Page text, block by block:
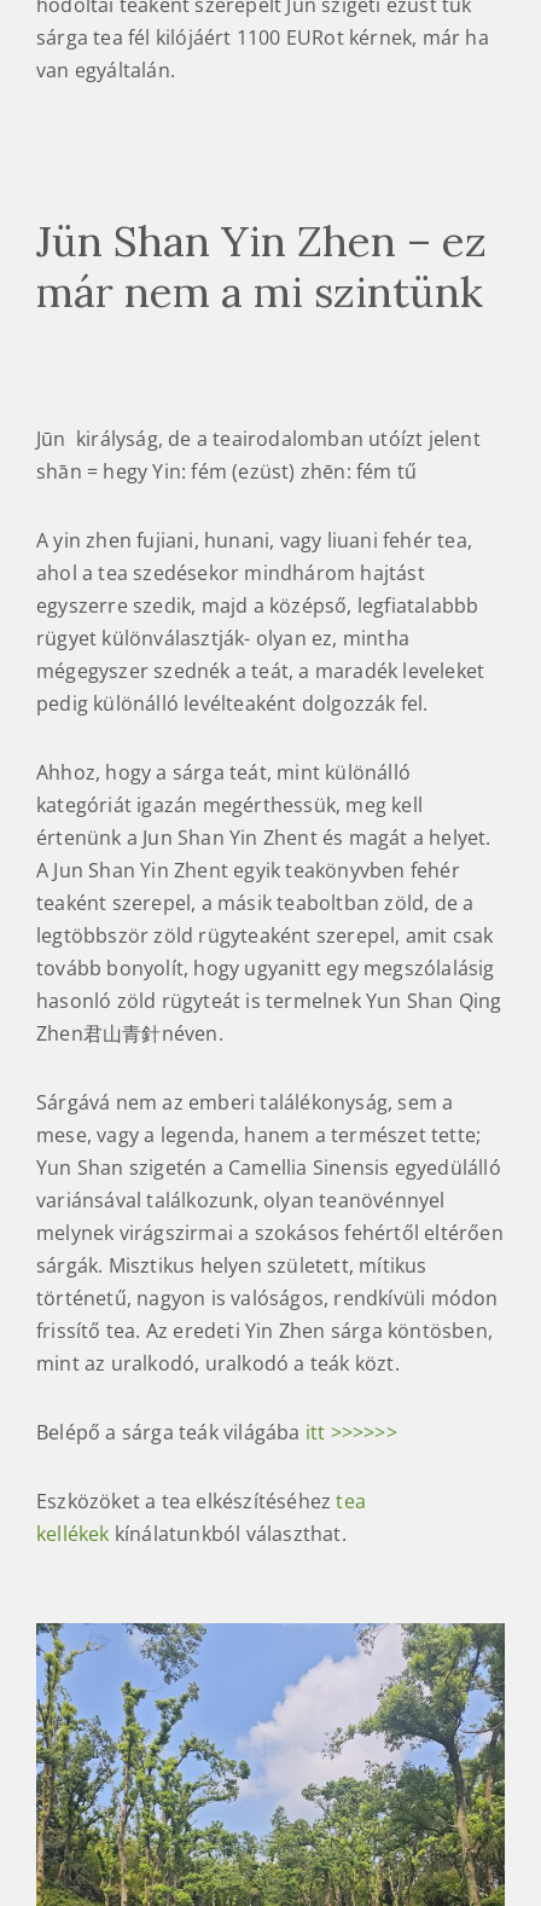
sárga tea fél kilójáért 1100 EURot kérnek, már ha
van egyáltalán.
Jün Shan Yin Zhen – ez
már nem a mi szintünk
shān = hegy Yin: fém (ezüst) zhēn: fém tű
ahol a tea szedésekor mindhárom hajtást
egyszerre szedik, majd a középső, legfiatalabbb
rügyet különválasztják- olyan ez, mintha
mégegyszer szednék a teát, a maradék leveleket
pedig különálló levélteaként dolgozzák fel.
kategóriát igazán megérthessük, meg kell
értenünk a Jun Shan Yin Zhent és magát a helyet.
A Jun Shan Yin Zhent egyik teakönyvben fehér
teaként szerepel, a másik teaboltban zöld, de a
legtöbbször zöld rügyteaként szerepel, amit csak
tovább bonyolít, hogy ugyanitt egy megszólalásig
hasonló zöld rügyteát is termelnek Yun Shan Qing
Zhen君山青針néven.
mese, vagy a legenda, hanem a természet tette;
Yun Shan szigetén a Camellia Sinensis egyedülálló
variánsával találkozunk, olyan teanövénnyel
melynek virágszirmai a szokásos fehértől eltérően
sárgák. Misztikus helyen született, mítikus
történetű, nagyon is valóságos, rendkívüli módon
frissítő tea. Az eredeti Yin Zhen sárga köntösben,
mint az uralkodó, uralkodó a teák közt.
kellékekkínálatunkból választhat.